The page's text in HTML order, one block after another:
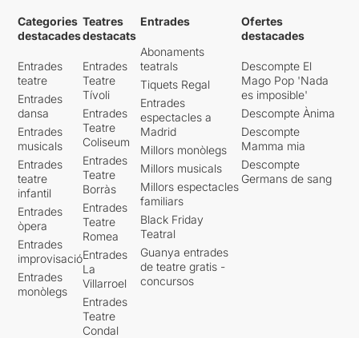
Categories
destacades
Entrades
teatre
Entrades
dansa
Entrades
musicals
Entrades
teatre
infantil
Entrades
òpera
Entrades
improvisació
Entrades
monòlegs
Teatres
destacats
Entrades
Teatre
Tívoli
Entrades
Teatre
Coliseum
Entrades
Teatre
Borràs
Entrades
Teatre
Romea
Entrades
La
Villarroel
Entrades
Teatre
Condal
Entrades
Abonaments
teatrals
Tiquets Regal
Entrades
espectacles a
Madrid
Millors monòlegs
Millors musicals
Millors espectacles
familiars
Black Friday
Teatral
Guanya entrades
de teatre gratis -
concursos
Ofertes
destacades
Descompte El
Mago Pop 'Nada
es imposible'
Descompte Ànima
Descompte
Mamma mia
Descompte
Germans de sang